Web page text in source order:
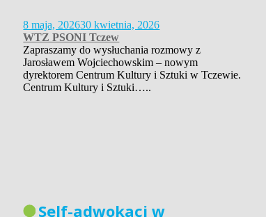
8 maja, 202630 kwietnia, 2026
WTZ PSONI Tczew
Zapraszamy do wysłuchania rozmowy z
Jarosławem Wojciechowskim – nowym
dyrektorem Centrum Kultury i Sztuki w Tczewie.
Centrum Kultury i Sztuki…..
Self-adwokaci w